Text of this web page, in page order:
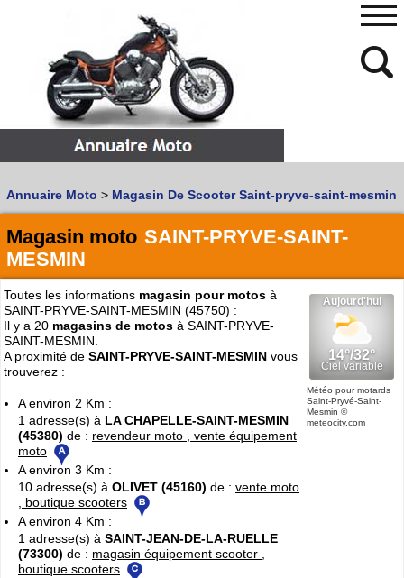
Vous recherchez un garageMOTOouSCOOTER?
Quoi :
Où :
Trouver un garage Moto !
Retrouvez dans votre VILLE
L'ANNUAIRE MOTO & SCOOTER
Cliquer sur la 1ere lettre du nom de votre ville pour voir notre
SÉLECTION d'adresses :
A B
H(52) I J(32) K (5) L (458) M
O(47) P(227) Q
(201) W(22) X(1) Y(13)
480
768
Annuaire Moto > Magasin De Scooter Saint-pryve-saint-mesmin
Magasin moto SAINT-PRYVE-SAINT-
MESMIN
Toutes les informations magasin pour motos à
SAINT-PRYVE-SAINT-MESMIN (45750) :
Il y a 20 magasins de motos à SAINT-PRYVE-
SAINT-MESMIN.
A proximité de SAINT-PRYVE-SAINT-MESMIN vous
trouverez :
A environ 2 Km :
1 adresse(s) à LA CHAPELLE-SAINT-MESMIN
(45380) de : revendeur moto , vente équipement
moto
A environ 3 Km :
10 adresse(s) à OLIVET (45160) de : vente moto
, boutique scooters
A environ 4 Km :
1 adresse(s) à SAINT-JEAN-DE-LA-RUELLE
(73300) de : magasin équipement scooter ,
boutique scooters
Météo pour motards
Saint-Pryvé-Saint-
Mesmin ©
meteocity.com